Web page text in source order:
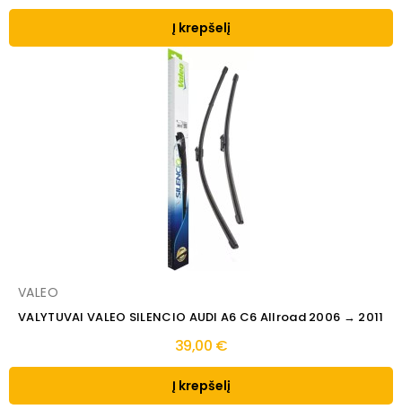
Į krepšelį
VALEO
VALYTUVAI VALEO SILENCIO AUDI A6 C6 Allroad 2006 → 2011
39,00 €
Į krepšelį